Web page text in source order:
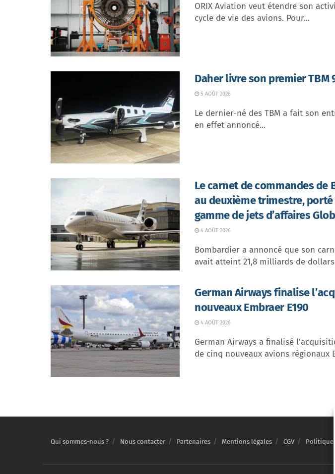
ORIX Aviation veut étendre son
cycle de vie des avions. Pour...
Daher livre son premier TBM
5 AOÛT 2026
Le dernier-né des TBM a fait son
en effet annoncé...
Le carnet de commandes
au deuxième trimestre,
gamme de jets d’affaires
4 AOÛT 2026
Bombardier a annoncé que son
avait atteint 21,8 milliards de dollars
German Airways finalise
nouveaux Embraer E190
4 AOÛT 2026
German Airways a finalisé
de cinq nouveaux avions régionaux
Qui sommes-nous ? Nous contacter Partenaires Mentions légales CGV Politique